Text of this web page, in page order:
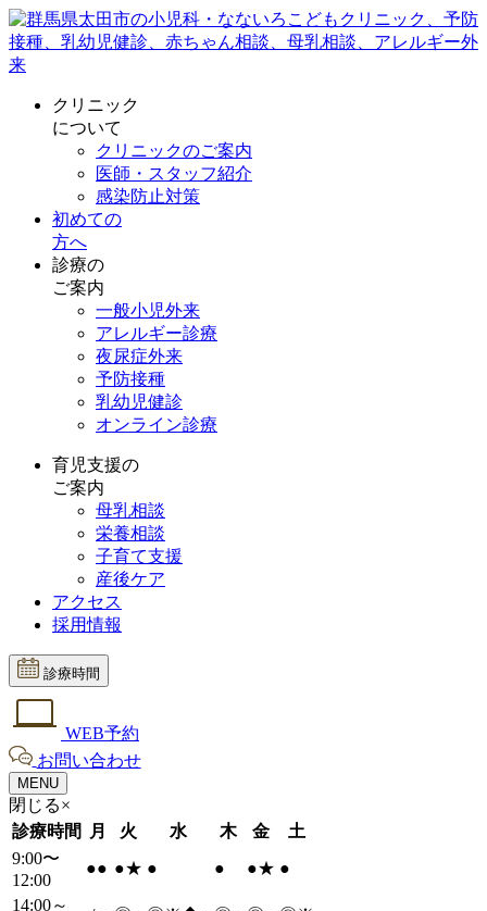
クリニック
について
クリニックのご案内
医師・スタッフ紹介
感染防止対策
初めての
方へ
診療の
ご案内
一般小児外来
アレルギー診療
夜尿症外来
予防接種
乳幼児健診
オンライン診療
育児支援の
ご案内
母乳相談
栄養相談
子育て支援
産後ケア
アクセス
採用情報
診療時間
WEB予約
お問い合わせ
MENU
閉じる×
診療時間
月 火 水 木 金
土
9:00〜
12:00
●● ●★ ● ● ●★ ●
14:00～